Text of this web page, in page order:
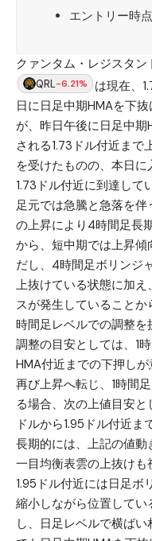
エントリー時
クァンタム・レジスタン
QRL-6.21%
は現在、
日に日足中期HMAを下
が、昨日午後に日足中
される1.73ドル付近まで
を受けたものの、本日
1.73ドル付近に到達して
足元では急騰と急落を
の上昇により4時間足長
から、短中期では上昇
だし、4時間足ボリンジ
上抜けている状態に加え
スが発生していること
時間足レベルでの調整を
調整の目安としては、1
HMA付近までの下押し
再び上昇へ転じ、1時間
る場合、次の上値目安
ドルから1.95ドル付近ま
長期的には、上記の値
一目均衡表雲の上抜けも
1.95ドル付近には日足ボ
縮小しながら位置して
し、日足レベルで横ば